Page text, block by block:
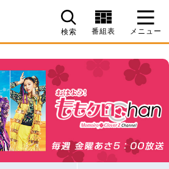
検索 番組表 メニュー